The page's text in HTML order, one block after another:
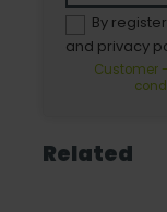
By
and privacy
Customer
Related